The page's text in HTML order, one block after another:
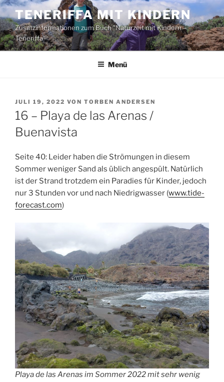
Zum
Inhalt
springen
TENERIFFA MIT KINDERN
Zusatzinformationen zum Buch "Naturzeit mit Kindern –
Teneriffa"
Menü
VERÖFFENTLICHT
AM
JULI 19, 2022 VON TORBEN ANDERSEN
16 – Playa de las Arenas /
Buenavista
Seite 40: Leider haben die Strömungen in diesem
Sommer weniger Sand als üblich angespült. Natürlich
ist der Strand trotzdem ein Paradies für Kinder, jedoch
nur 3 Stunden vor und nach Niedrigwasser (www.tide-
forecast.com)
Playa de las Arenas im Sommer 2022 mit sehr wenig